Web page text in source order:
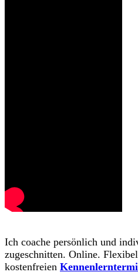
Ich coache persönlich und
zugeschnitten. Online.
kostenfreien